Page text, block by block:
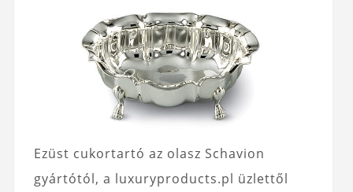
Ezüst cukortartó az olasz Schavion
gyártótól, a luxuryproducts.pl üzlettől